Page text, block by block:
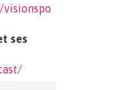
visionspo
ses